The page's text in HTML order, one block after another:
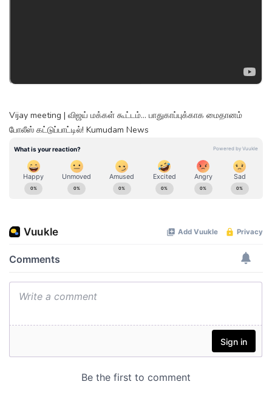
Vijay meeting | விஜய் மக்கள் கூட்டம்... பாதுகாப்புக்காக மைதானம்
போலீஸ் கட்டுப்பாட்டில்! Kumudam News